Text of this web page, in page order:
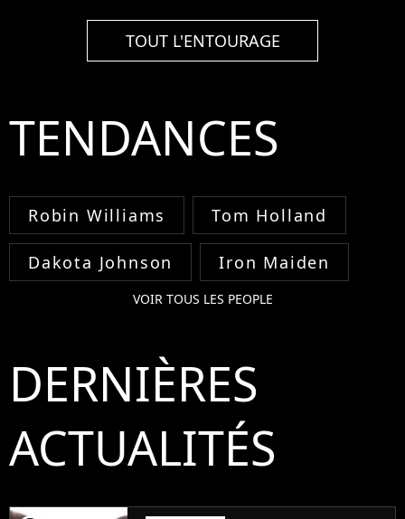
TOUT L'ENTOURAGE
TENDANCES
Robin Williams Tom Holland
Dakota Johnson Iron Maiden
VOIR TOUS LES PEOPLE
DERNIÈRES
ACTUALITÉS